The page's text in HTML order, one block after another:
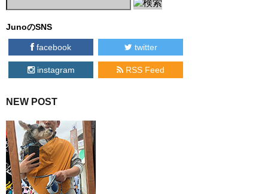
JunoのSNS
facebook twitter
instagram RSS Feed
NEW POST